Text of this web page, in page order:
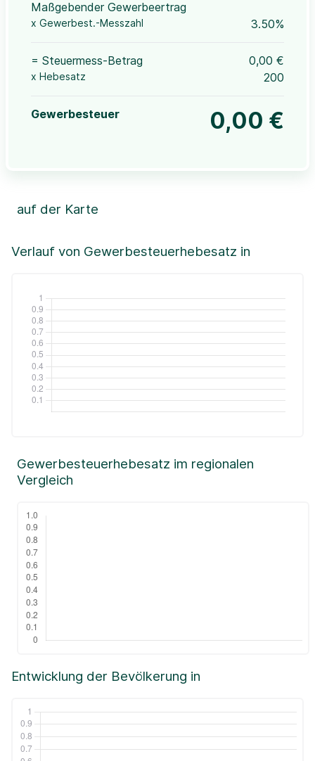
Maßgebender Gewerbeertrag
x Gewerbest.-Messzahl 3.50%
= Steuermess-Betrag 0,00 €
x Hebesatz 200
Gewerbesteuer 0,00 €
Verlauf von Gewerbesteuerhebesatz in
auf der Karte
+
Leaflet|©OpenStreetMap, ©CartoDB,
Entwicklung der Bevölkerung in
Gewerbesteuerhebesatz im regionalen
Vergleich